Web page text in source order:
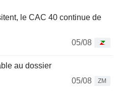
le CAC 40 continue de
05/08
au dossier
05/08
ZM